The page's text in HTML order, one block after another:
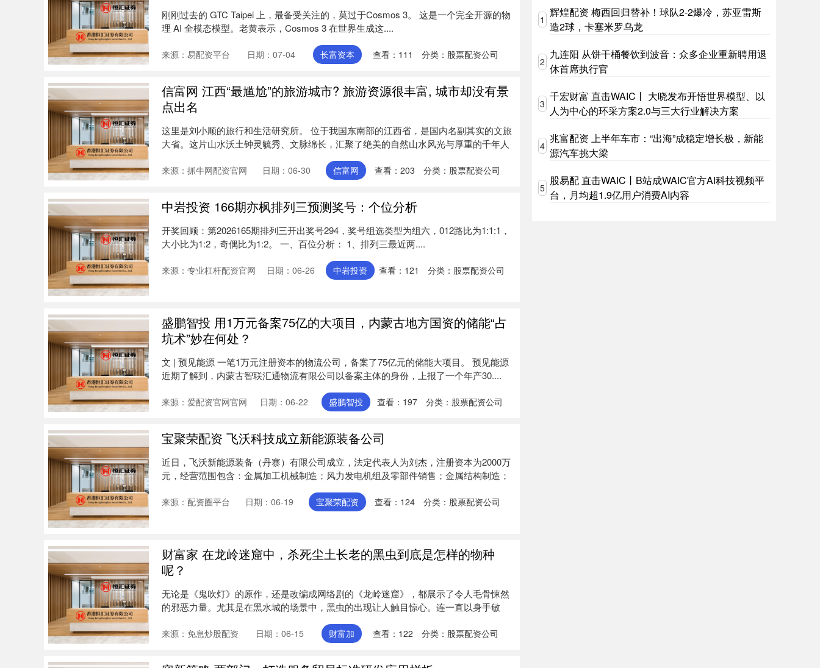
刚刚过去的 GTC Taipei 上，最备受关注的，莫过于Cosmos 3。 这是一个完全开源的物
理 AI 全模态模型。老黄表示，Cosmos 3 在世界生成这....
来源：易配资平台 日期：07-04 长富资本 查看： 111 分类： 股票配资公司
信富网 江西“最尴尬”的旅游城市? 旅游资源很丰富, 城市却没有景
点出名
这里是刘小顺的旅行和生活研究所。 位于我国东南部的江西省，是国内名副其实的文旅
大省。这片山水沃土钟灵毓秀、文脉绵长，汇聚了绝美的自然山水风光与厚重的千年人
来源：抓牛网配资官网 日期：06-30 信富网 查看：203 分类： 股票配资公司
中岩投资 166期亦枫排列三预测奖号：个位分析
开奖回顾：第2026165期排列三开出奖号294，奖号组选类型为组六，012路比为1:1:1，
大小比为1:2，奇偶比为1:2。 一、百位分析： 1、排列三最近两....
来源：专业杠杆配资官网 日期：06-26 中岩投资 查看： 121 分类： 股票配资公司
盛鹏智投 用1万元备案75亿的大项目，内蒙古地方国资的储能“占
坑术”妙在何处？
文 | 预见能源 一笔1万元注册资本的物流公司，备案了75亿元的储能大项目。 预见能源
近期了解到，内蒙古智联汇通物流有限公司以备案主体的身份，上报了一个年产30....
来源：爱配资官网官网 日期：06-22 盛鹏智投 查看： 197 分类： 股票配资公司
宝聚荣配资 飞沃科技成立新能源装备公司
近日，飞沃新能源装备（丹寨）有限公司成立，法定代表人为刘杰，注册资本为2000万
元，经营范围包含：金属加工机械制造；风力发电机组及零部件销售；金属结构制造；
来源：配资圈平台 日期：06-19 宝聚荣配资 查看： 124 分类： 股票配资公司
财富家 在龙岭迷窟中，杀死尘土长老的黑虫到底是怎样的物种
呢？
无论是《鬼吹灯》的原作，还是改编成网络剧的《龙岭迷窟》，都展示了令人毛骨悚然
的邪恶力量。尤其是在黑水城的场景中，黑虫的出现让人触目惊心。连一直以身手敏
来源：免息炒股配资 日期：06-15 财富加 查看： 122 分类： 股票配资公司
1
辉煌配资 梅西回归替补！球队2-2爆冷，苏亚雷斯
造2球，卡塞米罗乌龙
2
九连阳 从饼干桶餐饮到波音：众多企业重新聘用退
休首席执行官
3
千宏财富 直击WAIC丨 大晓发布开悟世界模型、以
人为中心的环采方案2.0与三大行业解决方案
4
兆富配资 上半年车市：“出海”成稳定增长极，新能
源汽车挑大梁
5
股易配 直击WAIC丨B站成WAIC官方AI科技视频平
台，月均超1.9亿用户消费AI内容